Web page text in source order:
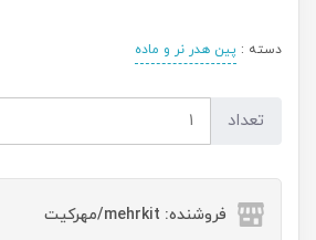
دسته : پین هدر نر و ماده
تعداد
فروشنده: mehrkit/مهرکیت